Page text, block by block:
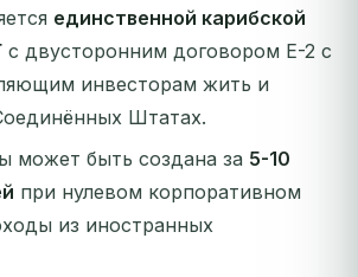
единственной карибской
с двусторонним договором E-2 с
инвесторам жить и
Штатах.
может быть создана за 5-10
при нулевом корпоративном
из иностранных